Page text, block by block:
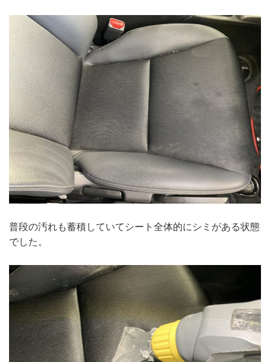
普段の汚れも蓄積していてシート全体的にシミがある状態
でした。